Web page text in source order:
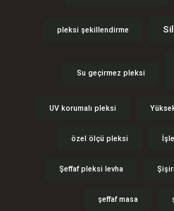
pleksi şekillendirme
Su geçirmez pleksi
UV korumalı pleksi
özel ölçü pleksi
Şeffaf pleksi levha
şeffaf masa